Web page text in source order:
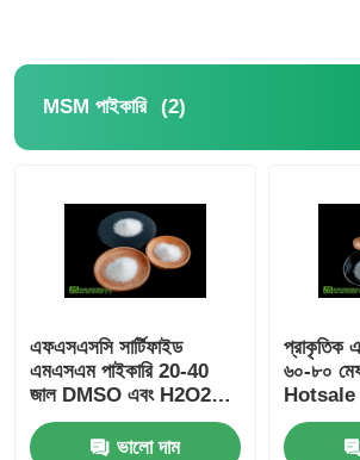
MSM পাইকারি (2)
এফএসএসসি সার্টিফাইড
এমএসএম পাইকারি 20-40
জাল DMSO এবং H2O2
অক্সিডেশন এবং সংশ্লেষণ
এমএসএম
ভালো দাম
প্রাকৃতিক
৬০-৮০